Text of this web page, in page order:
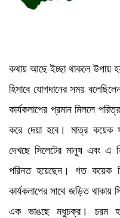
কথায় আছে ইচ্ছা থাকলে উপায়
হিসাবে যোগদানের সময়
কার্যকলাপের প্রমান মিললে
করে দেয়া হবে। মাত্র কয়েক
দেখছে সিলেটের মানুষ এবং এ
পরিনত হয়েছেন। গত কয়েক
কার্যকলাপের সাথে জড়িত
এক ভাঙছে মধুচক্র। চরম